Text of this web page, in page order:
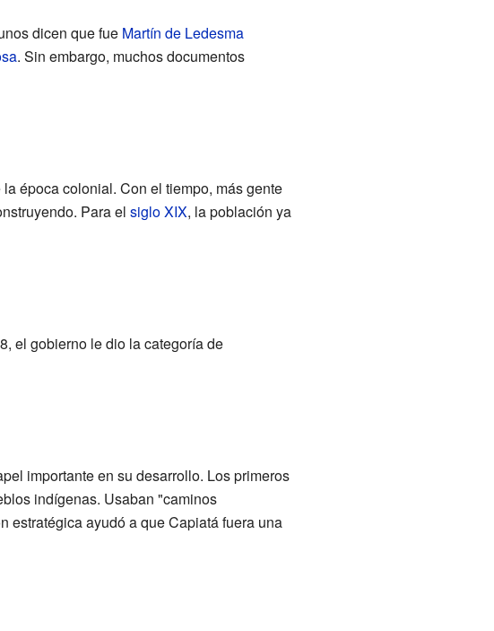
dicen que fue Martín de Ledesma
. Sin embargo, muchos documentos
época colonial. Con el tiempo, más gente
Para el siglo XIX, la población ya
el gobierno le dio la categoría de
importante en su desarrollo. Los primeros
indígenas. Usaban "caminos
estratégica ayudó a que Capiatá fuera una